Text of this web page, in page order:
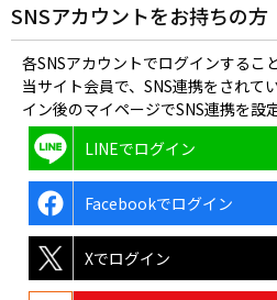
SNSアカウントをお持ちの方
各SNSアカウントでログインするこ
当サイト会員で、SNS連携をされて
イン後のマイページでSNS連携を設
LINEでログイン
Facebookでログイン
Xでログイン